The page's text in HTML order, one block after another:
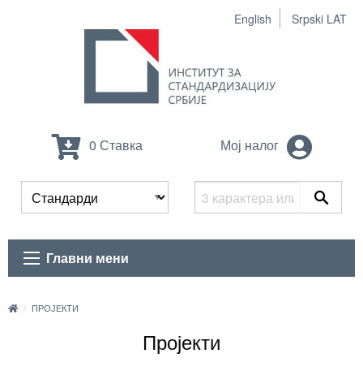
English Srpski LAT
0 Ставка Мој налог
Главни мени
ПРОЈЕКТИ
Пројекти